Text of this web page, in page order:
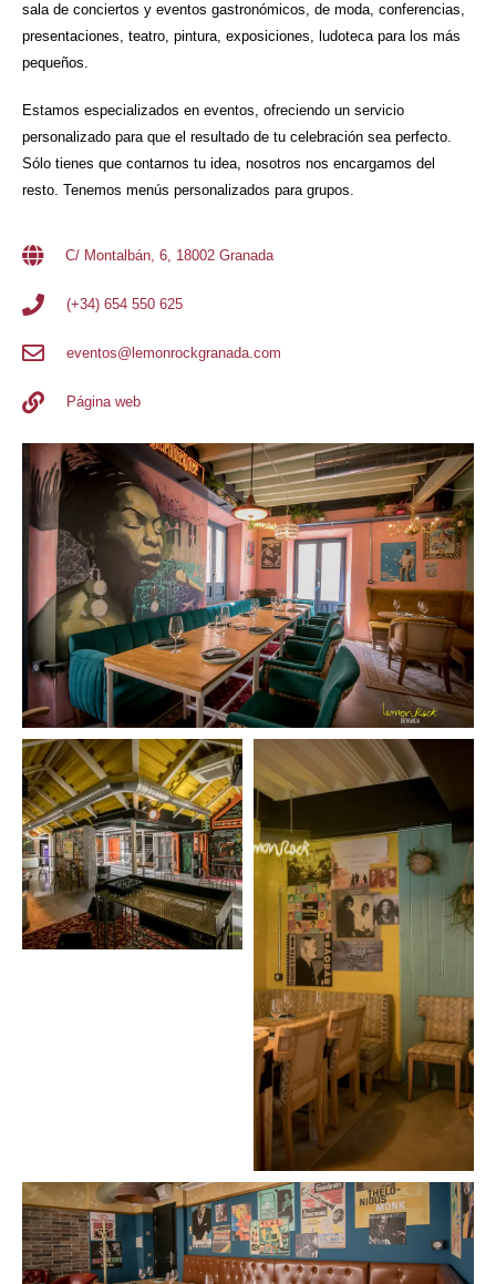
sala de conciertos y eventos gastronómicos, de moda, conferencias,
presentaciones, teatro, pintura, exposiciones, ludoteca para los más
pequeños.
Estamos especializados en eventos, ofreciendo un servicio
personalizado para que el resultado de tu celebración sea perfecto.
Sólo tienes que contarnos tu idea, nosotros nos encargamos del
resto. Tenemos menús personalizados para grupos.
C/ Montalbán, 6, 18002 Granada
(+34) 654 550 625
eventos@lemonrockgranada.com
Página web